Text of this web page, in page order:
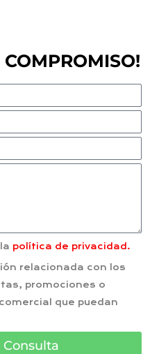
COMPROMISO!
política de privacidad.
relacionada con los
promociones o
que puedan
Consulta